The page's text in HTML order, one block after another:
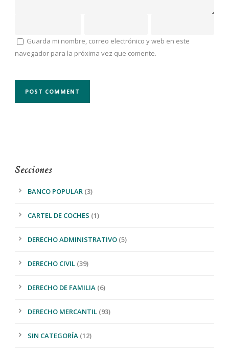
Guarda mi nombre, correo electrónico y web en este
navegador para la próxima vez que comente.
Secciones
BANCO POPULAR (3)
CARTEL DE COCHES (1)
DERECHO ADMINISTRATIVO (5)
DERECHO CIVIL (39)
DERECHO DE FAMILIA (6)
DERECHO MERCANTIL (93)
SIN CATEGORÍA (12)